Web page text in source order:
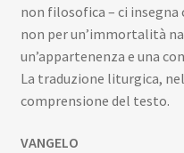
non filosofica – ci
non per un’immortalità
un’appartenenza e una
La traduzione liturgica,
comprensione del testo.
VANGELO